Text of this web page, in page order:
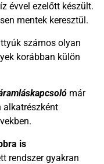
évvel ezelőtt készült.
mentek keresztül.
számos olyan
korábban külön
már
alkatrészként
is
rendszer gyakran